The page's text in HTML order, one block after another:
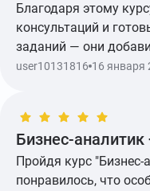
Показать ещё
Благодаря этому
консультаций и
заданий — они
Показать ещё
user10131816 16 января
Бизнес-
Пройдя курс
понравилось, что